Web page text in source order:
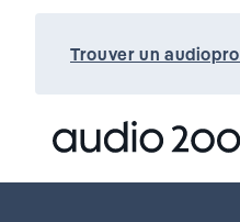
Trouver un